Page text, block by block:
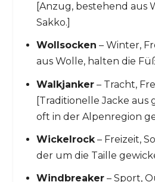
[Anzug, bestehend aus
Sakko.]
Wollsocken – Winter,
aus Wolle, halten die
Walkjanker– Tracht,
[Traditionelle Jacke aus
oft in der Alpenregion
Wickelrock– Freizeit,
der um die Taille
Windbreaker– Sport,